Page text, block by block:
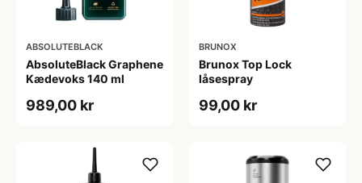
ABSOLUTEBLACK
AbsoluteBlack Graphene
Kædevoks 140 ml
989,00 kr
BRUNOX
Brunox Top Lock
låsespray
99,00 kr